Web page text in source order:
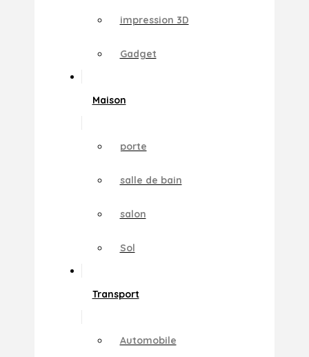
impression 3D
Gadget
Maison
porte
salle de bain
salon
Sol
Transport
Automobile